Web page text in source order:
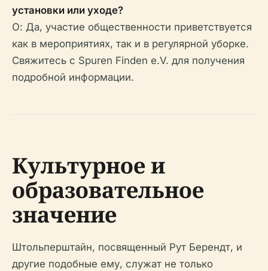
установки или уходе?
О: Да, участие общественности приветствуется
как в мероприятиях, так и в регулярной уборке.
Свяжитесь с Spuren Finden e.V. для получения
подробной информации.
Культурное и
образовательное
значение
Штольперштайн, посвященный Рут Берендт, и
другие подобные ему, служат не только